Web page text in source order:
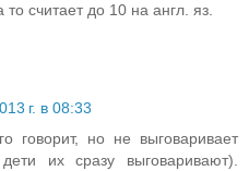
считает до 10 на англ. яз.
г. в 08:33
говорит, но не выговаривает
их сразу выговаривают).